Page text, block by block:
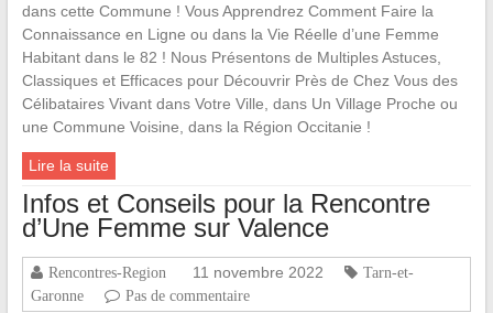
dans cette Commune ! Vous Apprendrez Comment Faire la
Connaissance en Ligne ou dans la Vie Réelle d’une Femme
Habitant dans le 82 ! Nous Présentons de Multiples Astuces,
Classiques et Efficaces pour Découvrir Près de Chez Vous des
Célibataires Vivant dans Votre Ville, dans Un Village Proche ou
une Commune Voisine, dans la Région Occitanie !
Lire la suite
Infos et Conseils pour la Rencontre
d’Une Femme sur Valence
Rencontres-Region 11 novembre 2022
Tarn-et-
Garonne
Pas de commentaire